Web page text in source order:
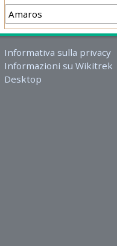
Informativa sulla privacy
Informazioni su Wikitrek
Desktop